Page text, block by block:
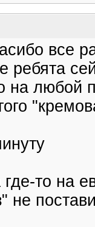
все
на любой
то на
не